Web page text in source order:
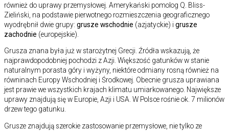
również do uprawy przemysłowej. Amerykański pomolog Q. Bliss-
Zieliński, na podstawie pierwotnego rozmieszczenia geograficznego
wyodrębnił dwie grupy: grusze wschodnie (azjatyckie) i grusze
zachodnie (europejskie).
Grusza znana była już w starożytnej Grecji. Źródła wskazują, że
najprawdopodobniej pochodzi z Azji. Większość gatunków w stanie
naturalnym porasta góry i wyżyny, niektóre odmiany rosną również na
równinach Europy Wschodniej i Środkowej. Obecnie grusza uprawiana
jest prawie we wszystkich krajach klimatu umiarkowanego. Największe
uprawy znajdują się w Europie, Azji i USA. W Polsce rośnie ok. 7 milionów
drzew tego gatunku.
Grusze znajdują szerokie zastosowanie przemysłowe, nie tylko ze